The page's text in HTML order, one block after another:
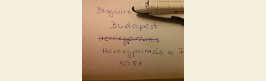
félrecsúszott
címzése.
mi
bejegyzéshez